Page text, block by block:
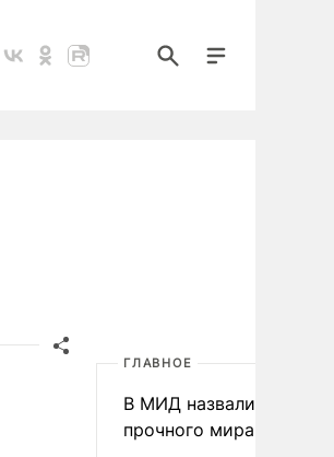
ГЛАВНОЕ
В МИД назвали условия
прочного мира на